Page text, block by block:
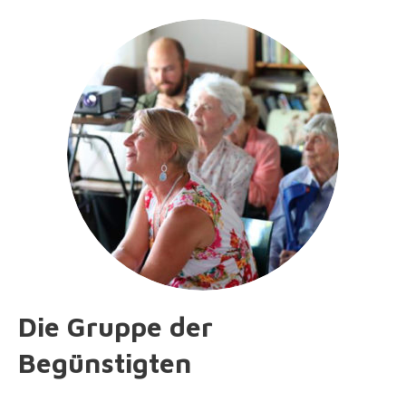
Die Gruppe der
Begünstigten